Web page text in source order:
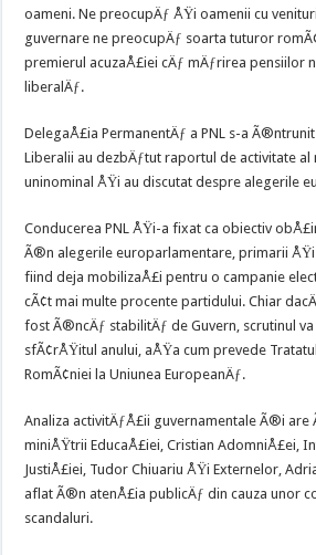
oameni. Ne preocupÄƒ ÅŸi oamenii cu
guvernare ne preocupÄƒ soarta tuturor
premierul acuzaÅ£iei cÄƒ mÄƒrirea pensiilor
liberalÄƒ.
DelegaÅ£ia PermanentÄƒ a PNL s-a
Liberalii au dezbÄƒtut raportul de activitate al
uninominal ÅŸi au discutat despre alegerile
Conducerea PNL ÅŸi-a fixat ca obiectiv
Ã®n alegerile europarlamentare, primarii
fiind deja mobilizaÅ£i pentru o campanie
cÃ¢t mai multe procente partidului. Chiar
fost Ã®ncÄƒ stabilitÄƒ de Guvern, scrutinul
sfÃ¢rÅŸitul anului, aÅŸa cum prevede
RomÃ¢niei la Uniunea EuropeanÄƒ.
Analiza activitÄƒÅ£ii guvernamentale Ã®i
miniÅŸtrii EducaÅ£iei, Cristian AdomniÅ£ei,
JustiÅ£iei, Tudor Chiuariu ÅŸi Externelor,
aflat Ã®n atenÅ£ia publicÄƒ din cauza unor
scandaluri.